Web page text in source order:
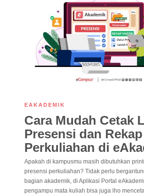
EAKADEMIK
Cara Mudah Cetak
Presensi dan
Perkuliahan di
Apakah di kampusmu masih dibutuhkan
presensi perkuliahan? Tidak perlu
bagian akademik, di Aplikasi Portal
pengampu mata kuliah bisa juga lho